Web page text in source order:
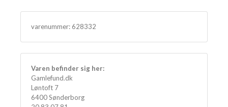
varenummer: 628332
Varen befinder sig her:
Gamlefund.dk
Løntoft 7
6400 Sønderborg